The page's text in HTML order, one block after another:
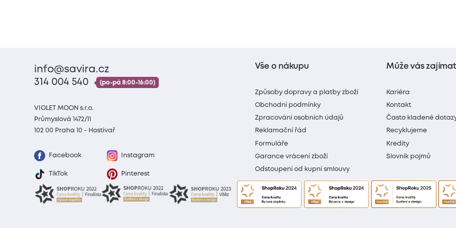
info@savira.cz
314 004 540
(po-pá 8:00-16:00)
VIOLET MOON s.r.o.
Průmyslová 1472/11
102 00 Praha 10 - Hostivař
Facebook Instagram
TikTok Pinterest
Vše o nákupu
Způsoby dopravy a platby zboží
Obchodní podmínky
Zpracování osobních údajů
Reklamační řád
Formuláře
Garance vrácení zboží
Odstoupení od kupní smlouvy
Může vás zajímat
Kariéra
Kontakt
Často kladené
Recyklujeme
Kredity
Slovník pojmů